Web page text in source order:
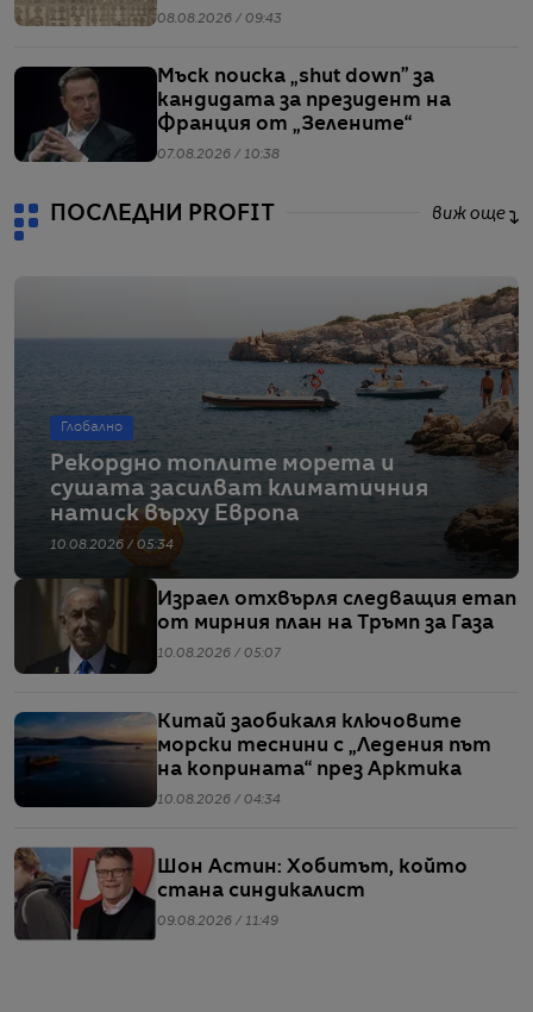
08.08.2026 / 09:43
Мъск поиска „shut down” за
кандидата за президент на
Франция от „Зелените“
07.08.2026 / 10:38
ПОСЛЕДНИ PROFIT виж още
Глобално
Рекордно топлите морета и
сушата засилват климатичния
натиск върху Европа
10.08.2026 / 05:34
Израел отхвърля следващия етап
от мирния план на Тръмп за Газа
10.08.2026 / 05:07
Китай заобикаля ключовите
морски теснини с „Ледения път
на коприната“ през Арктика
10.08.2026 / 04:34
Шон Астин: Хобитът, който
стана синдикалист
09.08.2026 / 11:49